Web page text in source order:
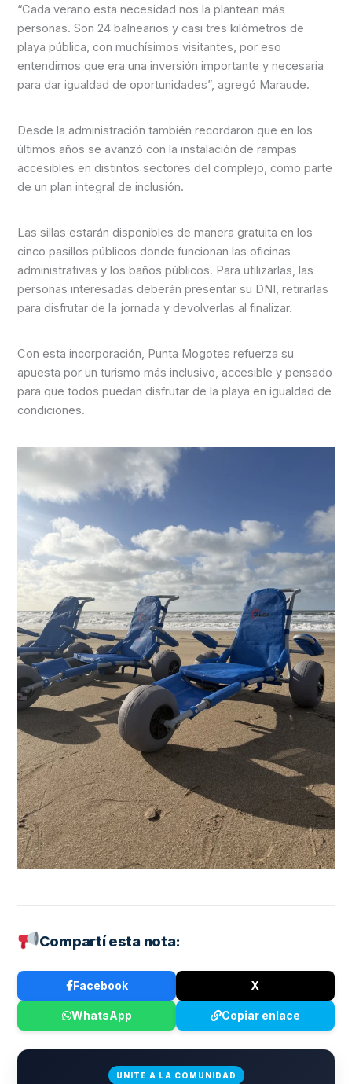
“Cada verano esta necesidad nos la plantean más
personas. Son 24 balnearios y casi tres kilómetros de
playa pública, con muchísimos visitantes, por eso
entendimos que era una inversión importante y necesaria
para dar igualdad de oportunidades”, agregó Maraude.
Desde la administración también recordaron que en los
últimos años se avanzó con la instalación de rampas
accesibles en distintos sectores del complejo, como parte
de un plan integral de inclusión.
Las sillas estarán disponibles de manera gratuita en los
cinco pasillos públicos donde funcionan las oficinas
administrativas y los baños públicos. Para utilizarlas, las
personas interesadas deberán presentar su DNI, retirarlas
para disfrutar de la jornada y devolverlas al finalizar.
Con esta incorporación, Punta Mogotes refuerza su
apuesta por un turismo más inclusivo, accesible y pensado
para que todos puedan disfrutar de la playa en igualdad de
condiciones.
Compartí esta nota:
Facebook X
WhatsApp Copiar enlace
UNITE A LA COMUNIDAD